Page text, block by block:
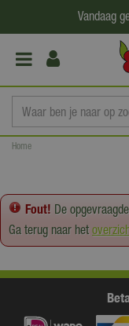
a
Home
Vandaag
Fout! De
Ga terug naar het